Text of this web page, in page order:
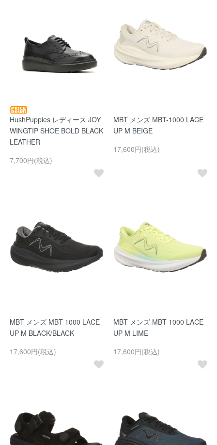
HushPuppies レディース JOY
WINGTIP SHOE BOLD BLACK
LEATHER
7,700円(税込)
MBT メンズ MBT-1000 LACE
UP M BEIGE
17,600円(税込)
MBT メンズ MBT-1000 LACE
UP M BLACK/BLACK
17,600円(税込)
MBT メンズ MBT-1000 LACE
UP M LIME
17,600円(税込)